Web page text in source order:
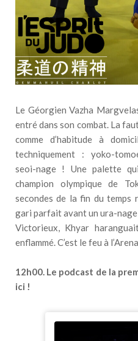
Le Géorgien Vazha
entré dans son combat. La
comme d’habitude à
techniquement : yoko-
seoi-nage ! Une palette
champion olympique de
secondes de la fin du temps
gari parfait avant un ura-
Victorieux, Khyar
enflammé. C’est le feu à
12h00. Le podcast de la
ici !